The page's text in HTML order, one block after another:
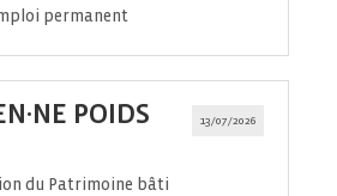
permanent
13/07/2026
POIDS
du Patrimoine bâti